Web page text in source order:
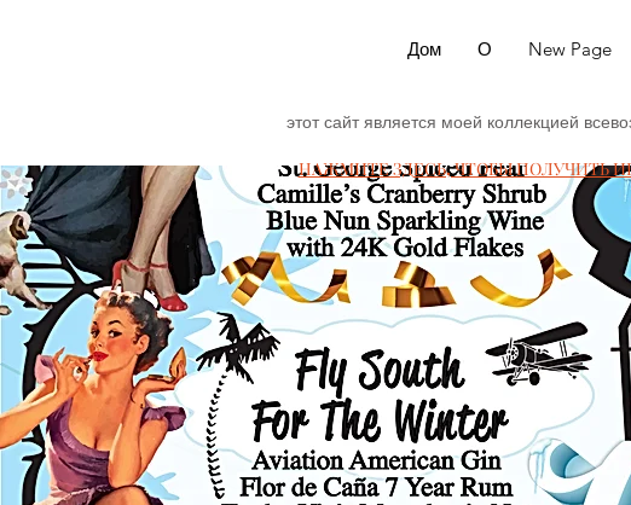
Дом О New Page
этот сайт является моей коллекцией
НАЖМИТЕ ЗДЕСЬ, ЧТОБЫ ПОЛУЧИТЬ